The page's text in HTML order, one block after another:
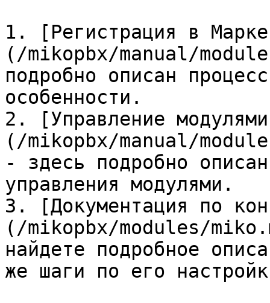
1. [Регистрация в
(/mikopbx/manual/
подробно описан
особенности.
2. [Управление
(/mikopbx/manual/
- здесь подробно
управления модулями.
3. [Документация по
(/mikopbx/modules/
найдете подробное
же шаги по его